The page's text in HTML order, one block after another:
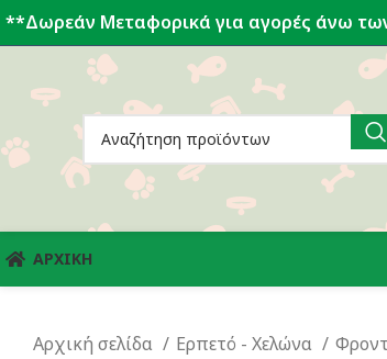
**Δωρεάν Μεταφορικά για αγορές άνω
ΑΡΧΙΚΗ
Αρχική σελίδα Ερπετό - Χελώνα